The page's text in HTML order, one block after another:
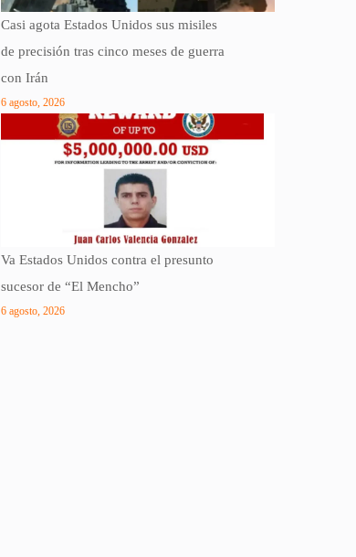
Casi agota Estados Unidos sus misiles
de precisión tras cinco meses de guerra
con Irán
6 agosto, 2026
Va Estados Unidos contra el presunto
sucesor de “El Mencho”
6 agosto, 2026